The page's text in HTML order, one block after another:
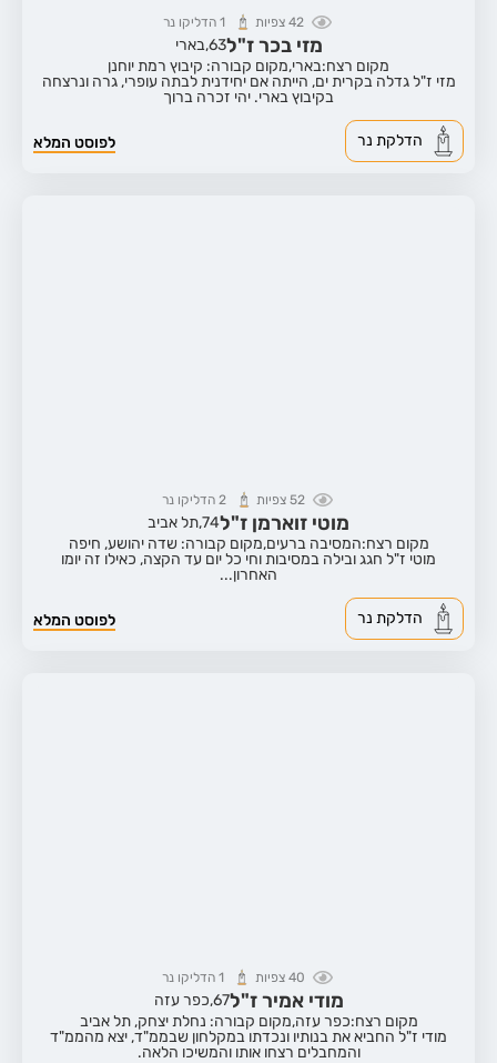
42 צפיות 1 הדליקו נר
מזי בכר ז"ל63,בארי
מקום רצח:בארי,מקום קבורה: קיבוץ רמת יוחנן
מזי ז"ל גדלה בקרית ים, הייתה אם יחידנית לבתה עופרי, גרה ונרצחה
בקיבוץ בארי. יהי זכרה ברוך
לפוסט המלא הדלקת נר
52 צפיות 2 הדליקו נר
מוטי זוארמן ז"ל74,תל אביב
מקום רצח:המסיבה ברעים,מקום קבורה: שדה יהושע, חיפה
מוטי ז"ל חגג ובילה במסיבות וחי כל יום עד הקצה, כאילו זה יומו
האחרון...
לפוסט המלא הדלקת נר
40 צפיות 1 הדליקו נר
מודי אמיר ז"ל67, כפר עזה
מקום רצח:כפר עזה,מקום קבורה: נחלת יצחק, תל אביב
מודי ז"ל החביא את בנותיו ונכדתו במקלחון שבממ"ד, יצא מהממ"ד
והמחבלים רצחו אותו והמשיכו הלאה.